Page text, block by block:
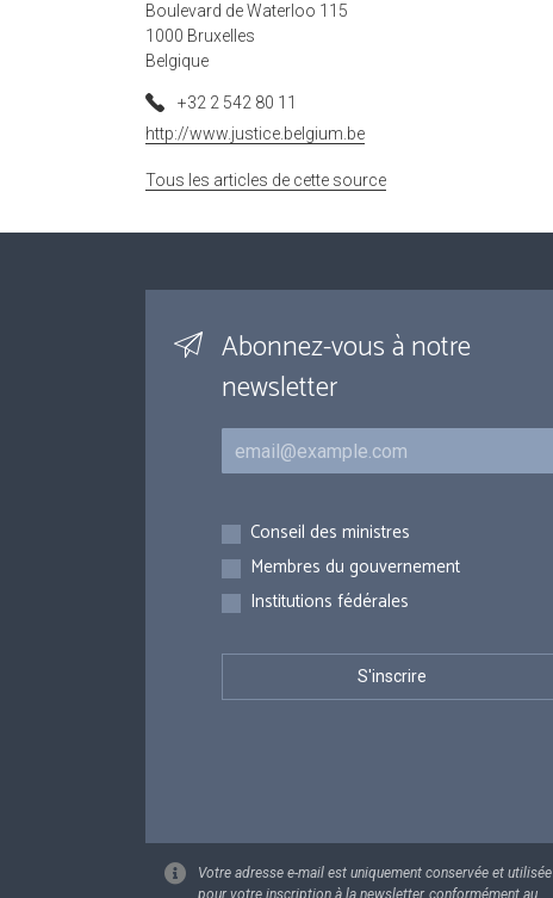
Boulevard de Waterloo 115
1000 Bruxelles
Belgique
+32 2 542 80 11
http://www.justice.belgium.be
Tous les articles de cette source
Abonnez-vous à notre
newsletter
Courriel
Inscriptions
Conseil des ministres
Membres du gouvernement
Institutions fédérales
Votre adresse e-mail est uniquement conservée et utilisée